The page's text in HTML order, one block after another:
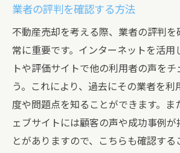
業者の評判を確認する方法
不動産売却を考える際、業者の評判
常に重要です。インターネットを活用
トや評価サイトで他の利用者の声をチ
う。これにより、過去にその業者を利
度や問題点を知ることができます。ま
ェブサイトには顧客の声や成功事例が
とがありますので、こちらも確認する